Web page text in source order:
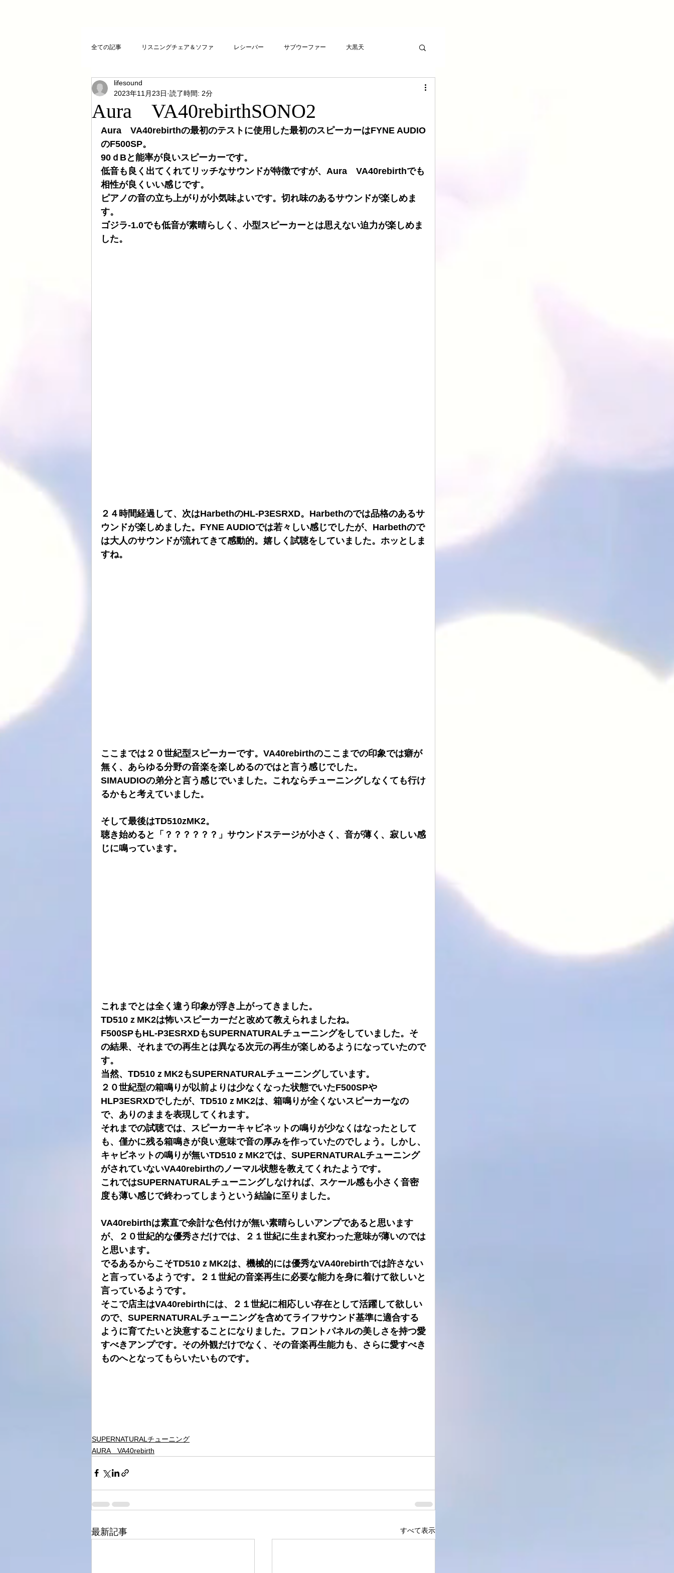
全ての記事 リスニングチェア＆ソファ レシーバー サブウーファー 大黒天
クリスタルチューニング
DAコンバーター CDトランスポート アンプ ライフサンドチューニング
お気に入りCD FAZIOLI 電磁波バスター 新素材チューニング アンプ
Aura VA40rebirthSONO2
lifesound
2023年11月23日 読了時間: 2分
Aura　VA40rebirthの最初のテストに使用した最初のスピーカーはFYNE AUDIO
のF500SP。
90ｄBと能率が良いスピーカーです。
低音も良く出てくれてリッチなサウンドが特徴ですが、Aura　VA40rebirthでも
相性が良くいい感じです。
ピアノの音の立ち上がりが小気味よいです。切れ味のあるサウンドが楽しめま
す。
ゴジラ-1.0でも低音が素晴らしく、小型スピーカーとは思えない迫力が楽しめま
した。
２４時間経過して、次はHarbethのHL-P3ESRXD。Harbethのでは品格のあるサ
ウンドが楽しめました。FYNE AUDIOでは若々しい感じでしたが、Harbethので
は大人のサウンドが流れてきて感動的。嬉しく試聴をしていました。ホッとしま
すね。
ここまでは２０世紀型スピーカーです。VA40rebirthのここまでの印象では癖が
無く、あらゆる分野の音楽を楽しめるのではと言う感じでした。
SIMAUDIOの弟分と言う感じでいました。これならチューニングしなくても行け
るかもと考えていました。
そして最後はTD510zMK2。
聴き始めると「？？？？？？」サウンドステージが小さく、音が薄く、寂しい感
じに鳴っています。
これまでとは全く違う印象が浮き上がってきました。
TD510ｚMK2は怖いスピーカーだと改めて教えられましたね。
F500SPもHL-P3ESRXDもSUPERNATURALチューニングをしていました。そ
の結果、それまでの再生とは異なる次元の再生が楽しめるようになっていたので
す。
当然、TD510ｚMK2もSUPERNATURALチューニングしています。
２０世紀型の箱鳴りが以前よりは少なくなった状態でいたF500SPや
HLP3ESRXDでしたが、TD510ｚMK2は、箱鳴りが全くないスピーカーなの
で、ありのままを表現してくれます。
それまでの試聴では、スピーカーキャビネットの鳴りが少なくはなったとして
も、僅かに残る箱鳴きが良い意味で音の厚みを作っていたのでしょう。しかし、
キャビネットの鳴りが無いTD510ｚMK2では、SUPERNATURALチューニング
がされていないVA40rebirthのノーマル状態を教えてくれたようです。
これではSUPERNATURALチューニングしなければ、スケール感も小さく音密
度も薄い感じで終わってしまうという結論に至りました。
VA40rebirthは素直で余計な色付けが無い素晴らしいアンプであると思います
が、２０世紀的な優秀さだけでは、２１世紀に生まれ変わった意味が薄いのでは
と思います。
でるあるからこそTD510ｚMK2は、機械的には優秀なVA40rebirthでは許さない
と言っているようです。２１世紀の音楽再生に必要な能力を身に着けて欲しいと
言っているようです。
そこで店主はVA40rebirthには、２１世紀に相応しい存在として活躍して欲しい
ので、SUPERNATURALチューニングを含めてライフサウンド基準に適合する
ように育てたいと決意することになりました。フロントパネルの美しさを持つ愛
すべきアンプです。その外観だけでなく、その音楽再生能力も、さらに愛すべき
ものへとなってもらいたいものです。
SUPERNATURALチューニング
AURA VA40rebirth
最新記事 すべて表示